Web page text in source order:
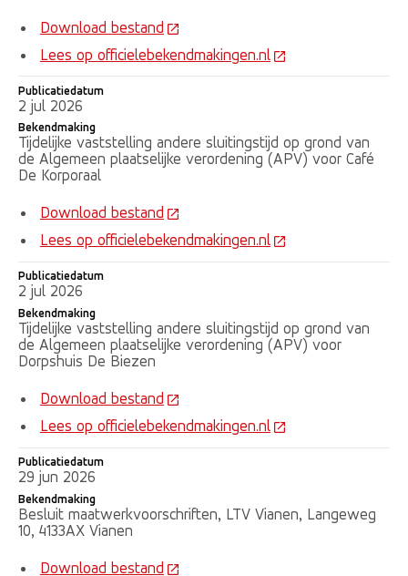
Download bestand
Lees op officielebekendmakingen.nl
Publicatiedatum
2 jul 2026
Bekendmaking
Tijdelijke vaststelling andere sluitingstijd op grond van
de Algemeen plaatselijke verordening (APV) voor Café
De Korporaal
Download bestand
Lees op officielebekendmakingen.nl
Publicatiedatum
2 jul 2026
Bekendmaking
Tijdelijke vaststelling andere sluitingstijd op grond van
de Algemeen plaatselijke verordening (APV) voor
Dorpshuis De Biezen
Download bestand
Lees op officielebekendmakingen.nl
Publicatiedatum
29 jun 2026
Bekendmaking
Besluit maatwerkvoorschriften, LTV Vianen, Langeweg
10, 4133AX Vianen
Download bestand